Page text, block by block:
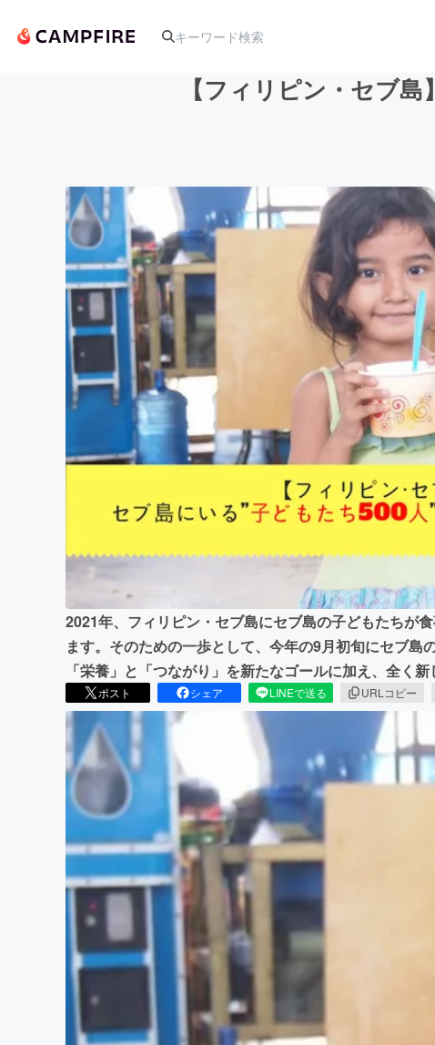
アート・写真
テクノロジー・ガジェット
映像・映画
ビジネス・起業
まちづくり・地域活性化
【フィリピン・セブ
2021年、フィリピン・セブ島にセブ島の子どもたちが
ます。そのための一歩として、今年の9月初旬にセブ島
「栄養」と「つながり」を新たなゴールに加え、全く
ポスト シェア LINEで送る URLコピー